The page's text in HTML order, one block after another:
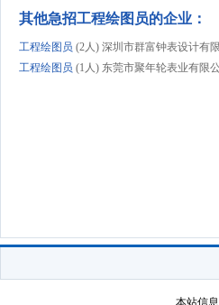
其他急招工程绘图员的企业：
工程绘图员 (2人) 深圳市群富钟表设计有
工程绘图员 (1人) 东莞市聚年轮表业有限
本站信